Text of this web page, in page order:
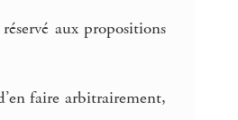
aux propositions
faire arbitrairement,